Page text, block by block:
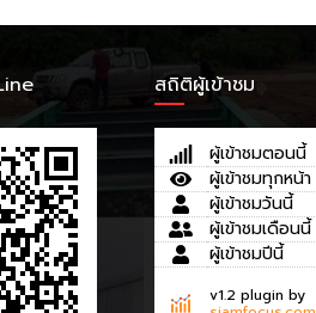
สถิติผู้เข้าชม
ผู้เข้าชมตอนนี้
ผู้เข้าชมทุกหน้า
ผู้เข้าชมวันนี้
ผู้เข้าชมเดือนนี้
ผู้เข้าชมปีนี้
v1.2 plugin by